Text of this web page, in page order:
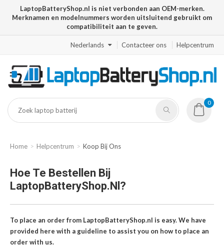
LaptopBatteryShop.nl is niet verbonden aan OEM-merken.
Merknamen en modelnummers worden uitsluitend gebruikt om
compatibiliteit aan te geven.
Nederlands Contacteer ons Helpcentrum
0
Home Helpcentrum Koop Bij Ons
Hoe Te Bestellen Bij
LaptopBatteryShop.nl?
To place an order from LaptopBatteryShop.nl is easy. We have
provided here with a guideline to assist you on how to place an
order with us.